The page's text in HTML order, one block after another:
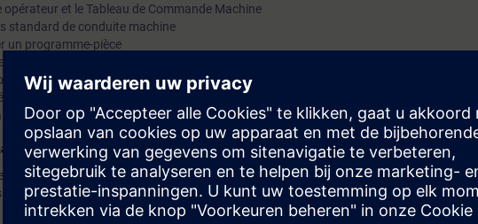
opérateur et le Tableau de Commande Machine
standard de conduite machine
un programme-pièce
pièce
d'outils
d'origine
première expérience en programmation de commande numérique
des données sur un disque dur (fichiers, répertoires).